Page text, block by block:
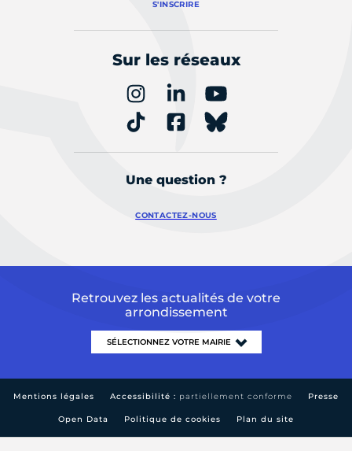
S'INSCRIRE
Sur les réseaux
Une question ?
CONTACTEZ-NOUS
Retrouvez les actualités de votre
arrondissement
Mentions légales Accessibilité : partiellement conforme Presse
Open Data Politique de cookies Plan du site